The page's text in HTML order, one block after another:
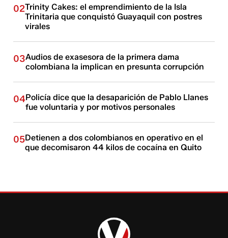
02Trinity Cakes: el emprendimiento de la Isla
Trinitaria que conquistó Guayaquil con postres
virales
03Audios de exasesora de la primera dama
colombiana la implican en presunta corrupción
04Policía dice que la desaparición de Pablo Llanes
fue voluntaria y por motivos personales
05Detienen a dos colombianos en operativo en el
que decomisaron 44 kilos de cocaína en Quito